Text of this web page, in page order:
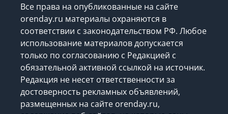
Все права на опубликованные на сайте
orenday.ru материалы охраняются в
соответствии с законодательством РФ. Любое
использование материалов допускается
только по согласованию с Редакцией с
обязательной активной ссылкой на источник.
Редакция не несет ответственности за
достоверность рекламных объявлений,
размещенных на сайте orenday.ru,